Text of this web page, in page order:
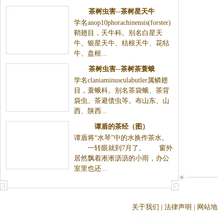
茶树虫害--茶树星天牛
学名anop10phorachinensis(forster)
鞘翅目，天牛科。别名白星天
牛、银星天牛、桔根天牛、花牯
牛、盘根...
茶树虫害--茶树茶蓑蛾
学名claniaminusculabutler属鳞翅
目，蓑蛾科。别名茶袋蛾、茶背
袋虫、茶避债虫等。布山东、山
西、陕西...
谭盾的茶经（图）
谭盾将“水琴”中的水换作茶水。
一转眼就到7月了。 窗外
居然飘着淅淅沥沥的小雨，办公
室里也还...
关于我们 法律声明 网站